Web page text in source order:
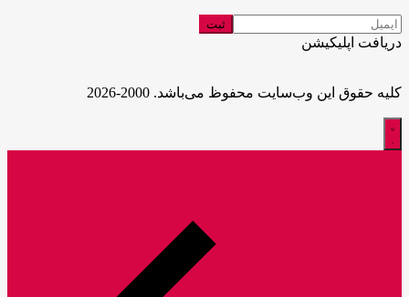
دریافت اپلیکیشن
کلیه حقوق این وب‌سایت محفوظ می‌باشد. 2000-2026